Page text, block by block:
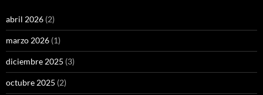
abril 2026 (2)
marzo 2026 (1)
diciembre 2025 (3)
octubre 2025 (2)